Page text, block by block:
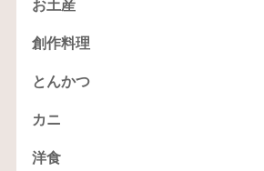
お土産
創作料理
とんかつ
カニ
洋食